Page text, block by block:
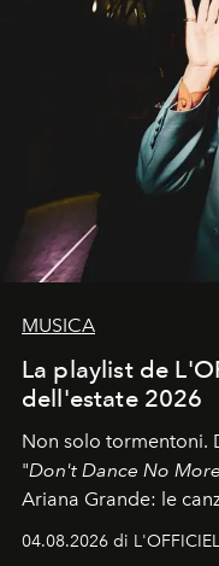
MUSICA
La playlist de
dell'estate 2026
Non solo tormentoni.
"Don't Dance No
Ariana Grande: le
04.08.2026 di